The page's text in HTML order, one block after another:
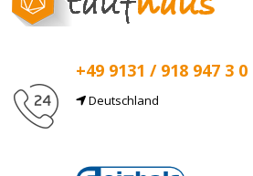
+49 9131 / 918 947 3 0
Deutschland